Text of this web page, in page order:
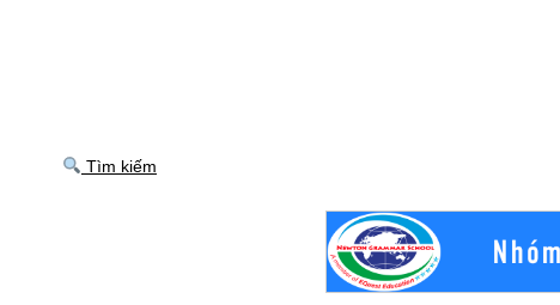
Tìm kiếm